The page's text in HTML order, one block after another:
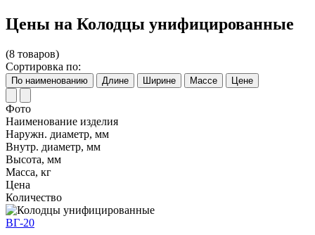
Цены на Колодцы унифицированные
(8 товаров)
Сортировка по:
По наименованию Длине Ширине Массе Цене
Фото
Наименование изделия
Наружн. диаметр, мм
Внутр. диаметр, мм
Высота, мм
Масса, кг
Цена
Количество
ВГ-20